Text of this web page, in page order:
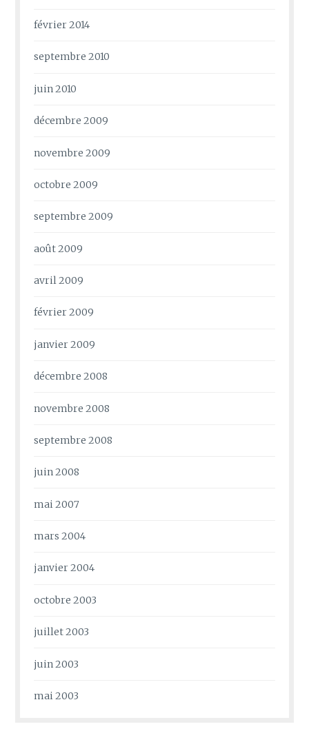
février 2014
septembre 2010
juin 2010
décembre 2009
novembre 2009
octobre 2009
septembre 2009
août 2009
avril 2009
février 2009
janvier 2009
décembre 2008
novembre 2008
septembre 2008
juin 2008
mai 2007
mars 2004
janvier 2004
octobre 2003
juillet 2003
juin 2003
mai 2003